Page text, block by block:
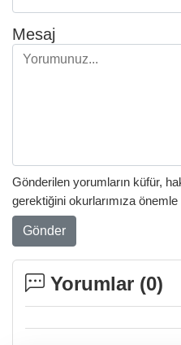
Mesaj
Gönderilen yorumların küfür,
gerektiğini okurlarımıza önemle
Gönder
Yorumlar (0)